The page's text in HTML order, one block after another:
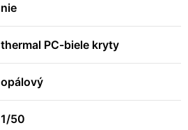
nie
thermal PC-biele kryty
opálový
1/50